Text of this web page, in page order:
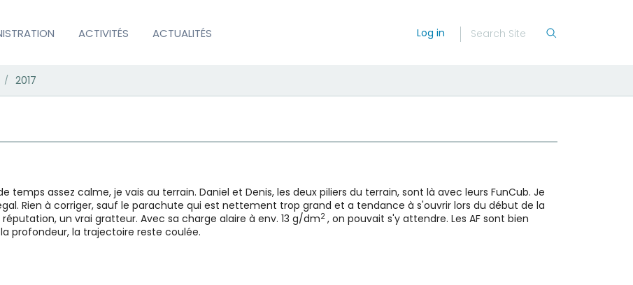
ACTIVITÉS ACTUALITÉS Log in
/ 2017
temps assez calme, je vais au terrain. Daniel et Denis, les deux piliers du terrain, sont là avec leurs FunCub. Je
Rien à corriger, sauf le parachute qui est nettement trop grand et a tendance à s'ouvrir lors du début de la
un vrai gratteur. Avec sa charge alaire à env. 13 g/dm2 , on pouvait s'y attendre. Les AF sont bien
profondeur, la trajectoire reste coulée.